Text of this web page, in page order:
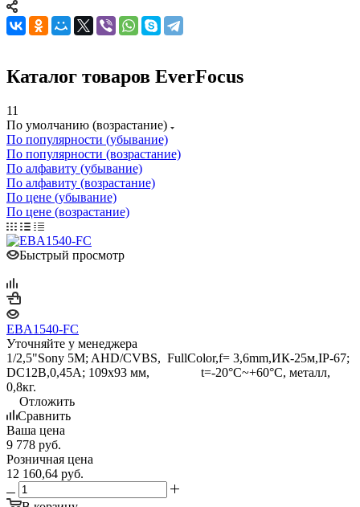
Каталог товаров EverFocus
11
По умолчанию (возрастание)
По популярности (убывание)
По популярности (возрастание)
По алфавиту (убывание)
По алфавиту (возрастание)
По цене (убывание)
По цене (возрастание)
Быстрый просмотр
EBA1540-FC
Уточняйте у менеджера
1/2,5"Sony 5M; AHD/CVBS, FullColor,f= 3,6mm,ИК-25м,IP-67;
DC12B,0,45A; 109x93 мм, t=-20°C~+60°C, металл,
0,8кг.
Отложить
Сравнить
Ваша цена
9 778 руб.
Розничная цена
12 160,64 руб.